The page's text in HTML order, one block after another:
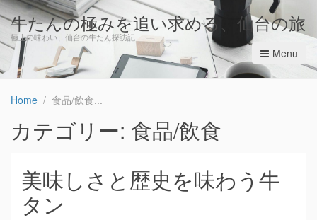
牛たんの極みを追い求める、仙台の旅
極上の味わい、仙台の牛たん探訪記
Menu
Home 食品/飲食
カテゴリー: 食品/飲食
美味しさと歴史を味わう牛
タン